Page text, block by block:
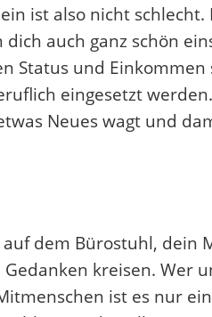
ist also nicht
auch ganz schön
Status und
eingesetzt
Neues wagt und
dem Bürostuhl, dein
kreisen. Wer
ist es nur